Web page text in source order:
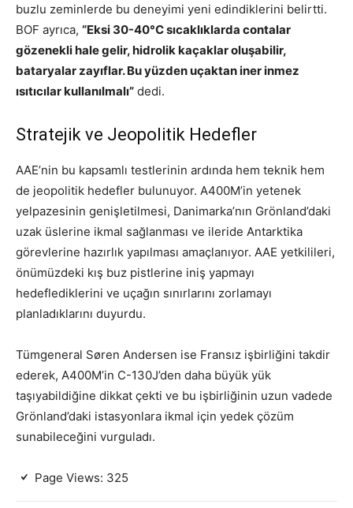
buzlu zeminlerde bu deneyimi yeni edindiklerini belirtti.
BOF ayrıca, “Eksi 30-40°C sıcaklıklarda contalar
gözenekli hale gelir, hidrolik kaçaklar oluşabilir,
bataryalar zayıflar. Bu yüzden uçaktan iner inmez
ısıtıcılar kullanılmalı” dedi.
Stratejik ve Jeopolitik Hedefler
AAE’nin bu kapsamlı testlerinin ardında hem teknik hem
de jeopolitik hedefler bulunuyor. A400M’in yetenek
yelpazesinin genişletilmesi, Danimarka’nın Grönland’daki
uzak üslerine ikmal sağlanması ve ileride Antarktika
görevlerine hazırlık yapılması amaçlanıyor. AAE yetkilileri,
önümüzdeki kış buz pistlerine iniş yapmayı
hedeflediklerini ve uçağın sınırlarını zorlamayı
planladıklarını duyurdu.
Tümgeneral Søren Andersen ise Fransız işbirliğini takdir
ederek, A400M’in C-130J’den daha büyük yük
taşıyabildiğine dikkat çekti ve bu işbirliğinin uzun vadede
Grönland’daki istasyonlara ikmal için yedek çözüm
sunabileceğini vurguladı.
Page Views: 325